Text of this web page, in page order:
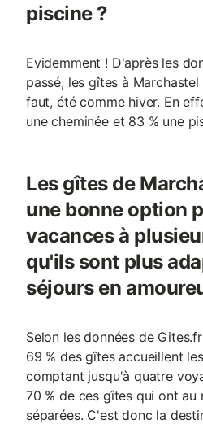
piscine ?
Evidemment ! D'après les
passé, les gîtes à
faut, été comme hiver. En
une cheminée et 83 % une
Les gîtes de
une bonne option
vacances à
qu'ils sont plus
séjours en
Selon les données de
69 % des gîtes accueillent
comptant jusqu'à quatre
70 % de ces gîtes qui ont au
séparées. C'est donc la